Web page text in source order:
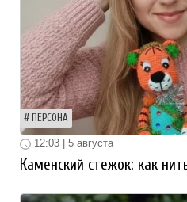
ПЕРСОНА
12:03 | 5 августа
Каменский стежок: как